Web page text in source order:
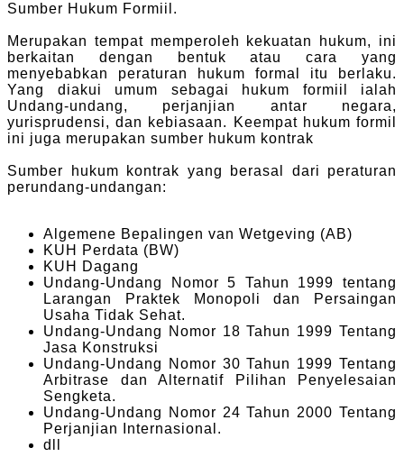
Sumber Hukum Formiil.
Merupakan tempat memperoleh kekuatan hukum, ini
berkaitan dengan bentuk atau cara yang
menyebabkan peraturan hukum formal itu berlaku.
Yang diakui umum sebagai hukum formiil ialah
Undang-undang, perjanjian antar negara,
yurisprudensi, dan kebiasaan. Keempat hukum formil
ini juga merupakan sumber hukum kontrak
Sumber hukum kontrak yang berasal dari peraturan
perundang-undangan:
Algemene Bepalingen van Wetgeving (AB)
KUH Perdata (BW)
KUH Dagang
Undang-Undang Nomor 5 Tahun 1999 tentang
Larangan Praktek Monopoli dan Persaingan
Usaha Tidak Sehat.
Undang-Undang Nomor 18 Tahun 1999 Tentang
Jasa Konstruksi
Undang-Undang Nomor 30 Tahun 1999 Tentang
Arbitrase dan Alternatif Pilihan Penyelesaian
Sengketa.
Undang-Undang Nomor 24 Tahun 2000 Tentang
Perjanjian Internasional.
dll